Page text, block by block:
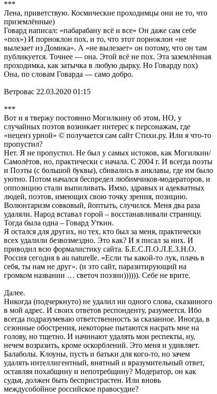
***
Лена, приветствую. Космические проходимцы они не то, что
приземлённые)
Говард написал: «пабарабану всё и все» Он даже сам себе
«пох») И порноклон пох, и то, что этот порноклон «не
вылезает из Домика». А «не вылезает» он потому, что он там
публикуется. Точнее — она. Этой всё не пох. Эта заземлённая
проходимка, как затычка в любую дырку. Но Говарду пох)
Она, по словам Говарда — само добро.
Ветровас 22.03.2020 01:15
***
Вот и я твержу постоянно Могилкину об этом, НО, у
случайных поэтов возникает интерес к персонажам, где
«неценз урной» © получается сам сайт Стихи.ру. Или я что-то
пропустил?
Нет. Я не пропустил. Не был у самых истоков, как Могилкин/
Самолётов, но, практически с начала. С 2004 г. И всегда поэты
и Поэты (с большой буквы), сбивались в анклавы, где им было
уютно. Потом начался беспредел любимчиков-модераторов, и
оппозицию стали выпиливать. Имхо, здравых и адекватных
людей, поэтов, имеющих свою точку зрения, позицию.
Волюнтаризм совковый, йоптыть, случился. Меня два раза
удаляли. Народ вставал горой – восстанавливали страницу.
Тогда была одна – Говард Уткин.
Я остался для других, но тех, кто был за меня, практически
всех удалили безвозмездно. Это как? И я писал за них. И
приводил всю формалистику сайта. Б.Е.С.П.О.Л.Е.З.Н.О.
Россия сегодня в au naturelle. «Если ты какой-то лук, плачь в
себя, ты нам не друг». (и это сайт, паразитирующий на
громком названии … светоч поэзии)))))). Себе не врите.
Далее.
Никогда (подчеркнуто) не удалил ни одного слова, сказанного
в мой адрес. И своих ответов респонденту, разумеется. Ибо
всегда подразумеваю ответственность за сказанное. Иногда, в
сезонные обострения, некоторые пытаются насрать мне на
голову, но тщетно. И начинают удалять мои респекты, ну,
нечем возразить, кроме оскорблений. Это меня и удивляет.
Балаболы. Клоуны, пусть и батьки для кого-то, но зачем
удалять интеллигентный, внятный и вразумительный ответ,
оставляя похабщину и непотребщину? Модератор, он как
судья, должен быть беспристрастен. Или вновь
междусобойное российское правосудие?